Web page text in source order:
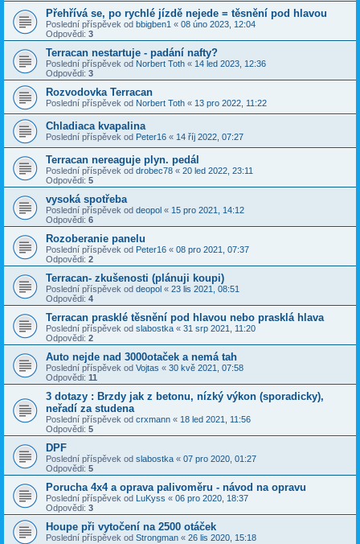
Přehřívá se, po rychlé jízdě nejede = těsnění pod hlavou
Poslední příspěvek od bbigben1 « 08 úno 2023, 12:04
Odpovědi: 3
Terracan nestartuje - padání nafty?
Poslední příspěvek od Norbert Toth « 14 led 2023, 12:36
Odpovědi: 3
Rozvodovka Terracan
Poslední příspěvek od Norbert Toth « 13 pro 2022, 11:22
Chladiaca kvapalina
Poslední příspěvek od Peter16 « 14 říj 2022, 07:27
Terracan nereaguje plyn. pedál
Poslední příspěvek od drobec78 « 20 led 2022, 23:11
Odpovědi: 5
vysoká spotřeba
Poslední příspěvek od deopol « 15 pro 2021, 14:12
Odpovědi: 6
Rozoberanie panelu
Poslední příspěvek od Peter16 « 08 pro 2021, 07:37
Odpovědi: 2
Terracan- zkušenosti (plánuji koupi)
Poslední příspěvek od deopol « 23 lis 2021, 08:51
Odpovědi: 4
Terracan prasklé těsnění pod hlavou nebo prasklá hlava
Poslední příspěvek od slabostka « 31 srp 2021, 11:20
Odpovědi: 2
Auto nejde nad 3000otaček a nemá tah
Poslední příspěvek od Vojtas « 30 kvě 2021, 07:58
Odpovědi: 11
3 dotazy : Brzdy jak z betonu, nízký výkon (sporadicky),
neřadí za studena
Poslední příspěvek od crxmann « 18 led 2021, 11:56
Odpovědi: 5
DPF
Poslední příspěvek od slabostka « 07 pro 2020, 01:27
Odpovědi: 5
Porucha 4x4 a oprava palivoměru - návod na opravu
Poslední příspěvek od LuKyss « 06 pro 2020, 18:37
Odpovědi: 3
Houpe při vytočení na 2500 otáček
Poslední příspěvek od Strongman « 26 lis 2020, 15:18